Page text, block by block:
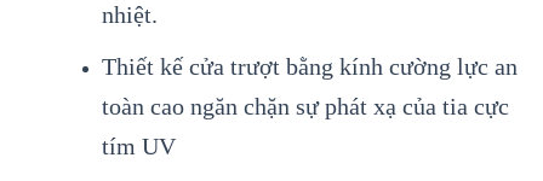
nhiệt.
Thiết kế cửa trượt bằng kính cường lực an
toàn cao ngăn chặn sự phát xạ của tia cực
tím UV